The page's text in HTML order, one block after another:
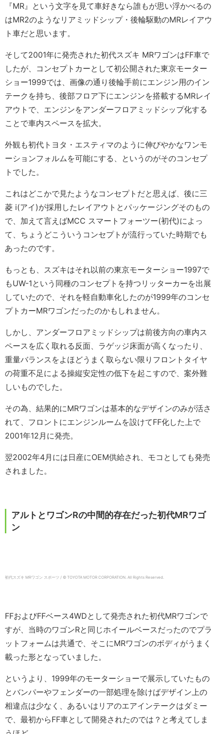
『MR』という文字を見て車好きなら誰もが思い浮かべるの
はMR2のようなリアミッドシップ・後輪駆動のMRレイアウ
ト車だと思います。
そして2001年に発売された初代スズキ MRワゴンはFF車で
したが、コンセプトカーとして初公開された東京モーター
ショー1999では、画像の通り後輪手前にエンジン用のイン
テークを持ち、後部フロア下にエンジンを搭載するMRレイ
アウトで、エンジンをアンダーフロアミッドシップ化する
ことで車内スペースを拡大。
外観も初代トヨタ・エスティマのように伸びやかなワンモ
ーションフォルムを可能にする、というのがそのコンセプ
トでした。
これはどこかで見たようなコンセプトだと思えば、後に三
菱 i(アイ)が採用したレイアウトとパッケージングそのもの
で、加えて言えばMCC スマートフォーツー(初代)によっ
て、ちょうどこういうコンセプトが流行っていた時期でも
あったのです。
もっとも、スズキはそれ以前の東京モーターショー1997で
もUW-1という同種のコンセプトを持つリッターカーを出展
していたので、それを軽自動車化したのが1999年のコンセ
プトカーMRワゴンだったのかもしれません。
しかし、アンダーフロアミッドシップは前後方向の車内ス
ペースを広く取れる反面、ラゲッジ床面が高くなったり、
重量バランスをよほどうまく取らない限りフロントタイヤ
の荷重不足による操縦安定性の低下を起こすので、案外難
しいものでした。
その為、結果的にMRワゴンは基本的なデザインのみが活さ
れて、フロントにエンジンルームを設けてFF化した上で
2001年12月に発売。
翌2002年4月には日産にOEM供給され、モコとしても発売
されました。
アルトとワゴンRの中間的存在だった初代MRワゴ
ン
初代スズキ MRワゴン スポーツ / © TOYOTA MOTOR CORPORATION. All Rights Reserved.
FFおよびFFベース4WDとして発売された初代MRワゴンで
すが、当時のワゴンRと同じホイールベースだったのでプラ
ットフォームは共通で、そこにMRワゴンのボディがうまく
載った形となっていました。
というより、1999年のモーターショーで展示していたもの
とバンパーやフェンダーの一部処理を除けばデザイン上の
相違点は少なく、あるいはリアのエアインテークはダミー
で、最初からFF車として開発されたのでは？と考えてしま